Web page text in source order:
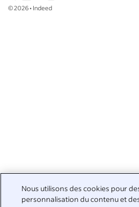
Nous utilisons des cookies pour
personnalisation du contenu et
©2026• Indeed